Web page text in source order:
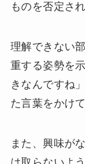
ものを否定さ
理解できない
重する姿勢を
きなんですね
た言葉をかけ
また、興味が